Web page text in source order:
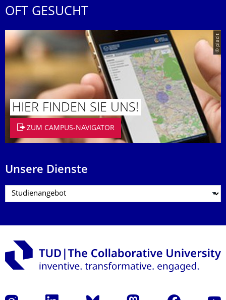
OFT GESUCHT
© placit
HIER FINDEN SIE UNS!
ZUM CAMPUS-NAVIGATOR
Unsere Dienste